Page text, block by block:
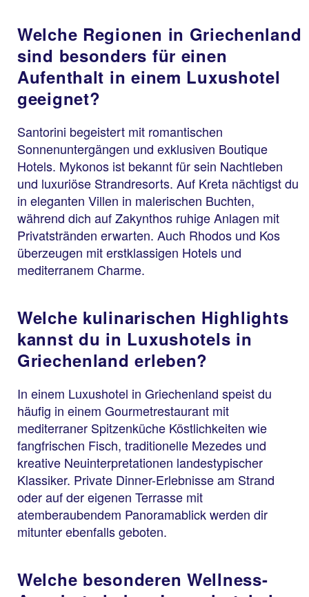
Welche Regionen in Griechenland
sind besonders für einen
Aufenthalt in einem Luxushotel
geeignet?
Santorini begeistert mit romantischen
Sonnenuntergängen und exklusiven Boutique
Hotels. Mykonos ist bekannt für sein Nachtleben
und luxuriöse Strandresorts. Auf Kreta nächtigst du
in eleganten Villen in malerischen Buchten,
während dich auf Zakynthos ruhige Anlagen mit
Privatstränden erwarten. Auch Rhodos und Kos
überzeugen mit erstklassigen Hotels und
mediterranem Charme.
Welche kulinarischen Highlights
kannst du in Luxushotels in
Griechenland erleben?
In einem Luxushotel in Griechenland speist du
häufig in einem Gourmetrestaurant mit
mediterraner Spitzenküche Köstlichkeiten wie
fangfrischen Fisch, traditionelle Mezedes und
kreative Neuinterpretationen landestypischer
Klassiker. Private Dinner-Erlebnisse am Strand
oder auf der eigenen Terrasse mit
atemberaubendem Panoramablick werden dir
mitunter ebenfalls geboten.
Welche besonderen Wellness-